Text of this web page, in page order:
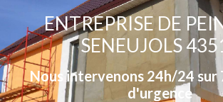
ENTREPRISE DE
SENEUJOLS
Nous intervenons 24h/24 sur
d'urgence